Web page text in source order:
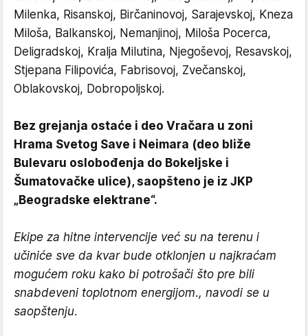
Milenka, Risanskoj, Birčaninovoj, Sarajevskoj, Kneza
Miloša, Balkanskoj, Nemanjinoj, Miloša Pocerca,
Deligradskoj, Kralja Milutina, Njegoševoj, Resavskoj,
Stjepana Filipovića, Fabrisovoj, Zvečanskoj,
Oblakovskoj, Dobropoljskoj.
Bez grejanja ostaće i deo Vračara u zoni
Hrama Svetog Save i Neimara (deo bliže
Bulevaru oslobođenja do Bokeljske i
Šumatovačke ulice), saopšteno je iz JKP
„Beogradske elektrane“.
Ekipe za hitne intervencije već su na terenu i
učiniće sve da kvar bude otklonjen u najkraćam
mogućem roku kako bi potrošači što pre bili
snabdeveni toplotnom energijom., navodi se u
saopštenju.